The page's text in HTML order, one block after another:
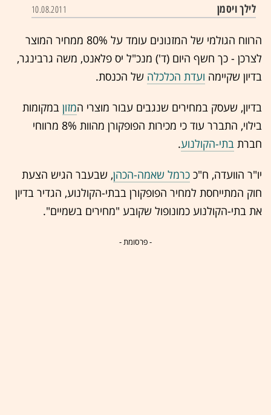
לילך ויסמן 10.08.2011
הרווח הגולמי של המזנונים עומד על 80% ממחיר המוצר
לצרכן - כך חשף היום (ד') מנכ"ל יס פלאנט, משה גרבינגר,
בדיון שקיימה ועדת הכלכלה של הכנסת.
בדיון, שעסק במחירים שנגבים עבור מוצרי המזון במקומות
בילוי, התברר עוד כי מכירות הפופקורן מהוות 8% מרווחי
חברת בתי-הקולנוע.
יו"ר הוועדה, ח"כ כרמל שאמה-הכהן, שבעבר הגיש הצעת
חוק המתייחסת למחיר הפופקורן בבתי-הקולנוע, הגדיר בדיון
את בתי-הקולנוע כמונופול שקובע "מחירים בשמיים".
- פרסומת -